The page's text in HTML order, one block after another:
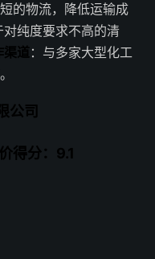
的物流，降低运输成
对纯度要求不高的清
渠道：与多家大型化工
公司
得分：9.1